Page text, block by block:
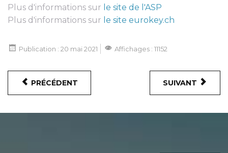
Plus d'informations sur le site de l'ASP
Plus d'informations sur le site eurokey.ch
Publication : 20 mai 2021 Affichages : 11152
PRÉCÉDENT SUIVANT